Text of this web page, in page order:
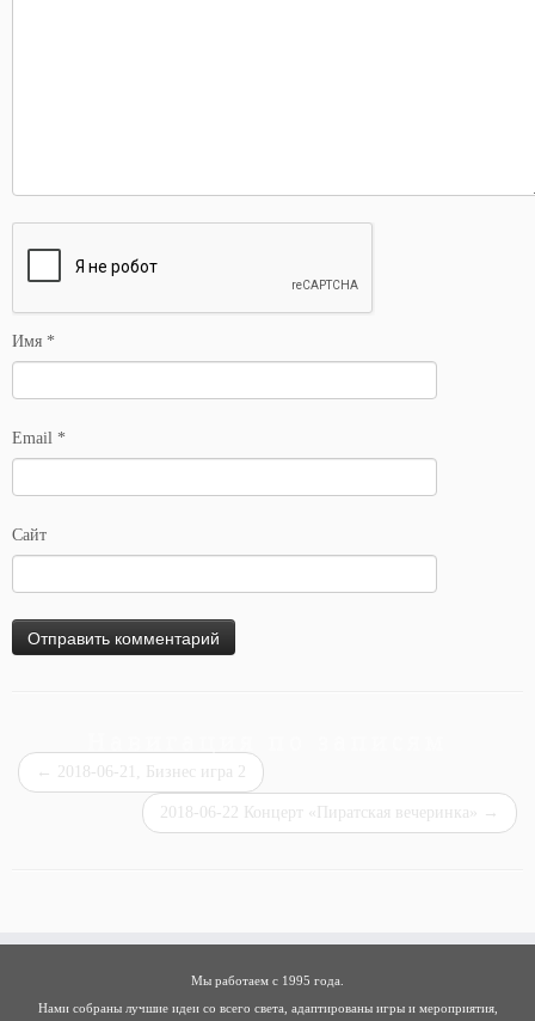
Имя *
Email *
Сайт
← 2018-06-21, Бизнес игра 2
2018-06-22 Концерт «Пиратская вечеринка» →
Мы работаем с 1995 года.
Нами собраны лучшие идеи со всего света, адаптированы игры и мероприятия,